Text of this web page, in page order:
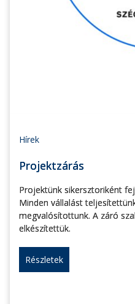
Hírek
Projektzárás
Projektünk sikersztoriként
Minden vállalást
megvalósítottunk. A záró
elkészítettük.
Részletek